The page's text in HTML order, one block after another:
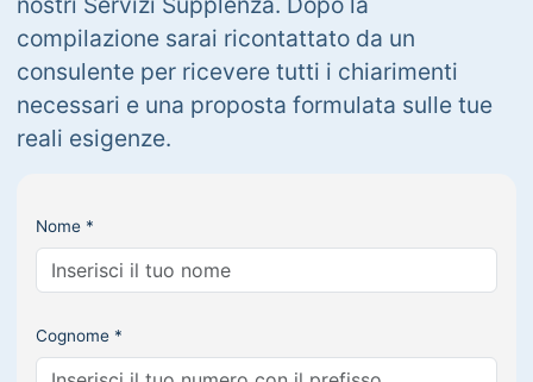
compilazione sarai ricontattato da un
consulente per ricevere tutti i chiarimenti
necessari e una proposta formulata sulle tue
reali esigenze.
Nome *
Cognome *